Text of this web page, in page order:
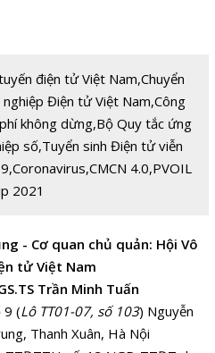
điện tử Việt Nam,Chuyển
nghiệp Điện tử Việt Nam,Công
không dừng,Bộ Quy tắc ứng
số,Tuyển sinh Điện tử viễn
,Coronavirus,CMCN 4.0,PVOIL
2021
- Cơ quan chủ quản: Hội Vô
tử Việt Nam
Trần Minh Tuấn
9 (Lô TT01-07, số 103) Nguyễn
Thanh Xuân, Hà Nội